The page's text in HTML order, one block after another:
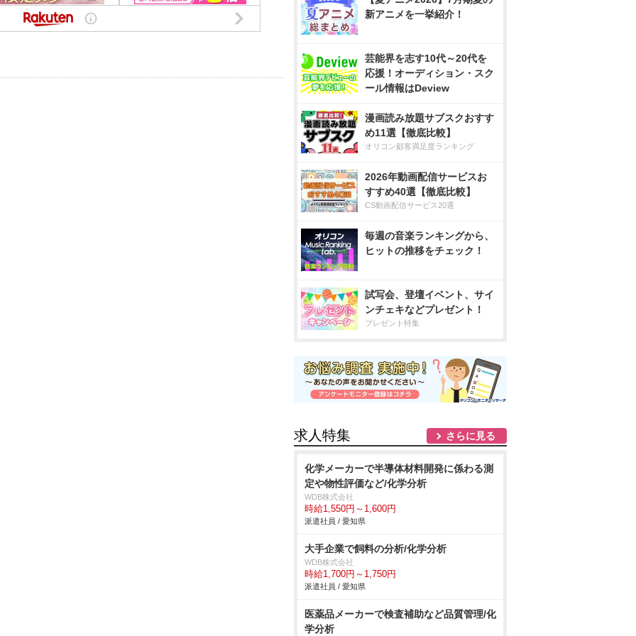
新アニメを一挙紹介！
芸能界を志す10代～20代を
応援！オーディション・スク
ール情報はDeview
漫画読み放題サブスクおすす
め11選【徹底比較】
オリコン顧客満足度ランキング
2026年動画配信サービスお
すすめ40選【徹底比較】
CS動画配信サービス20選
毎週の音楽ランキングから、
ヒットの推移をチェック！
試写会、登壇イベント、サイ
ンチェキなどプレゼント！
プレゼント特集
求人特集 さらに見る
化学メーカーで半導体材料開発に係わる測
定や物性評価など/化学分析
WDB株式会社
時給1,550円～1,600円
派遣社員 / 愛知県
大手企業で飼料の分析/化学分析
WDB株式会社
時給1,700円～1,750円
派遣社員 / 愛知県
医薬品メーカーで検査補助など品質管理/化
学分析